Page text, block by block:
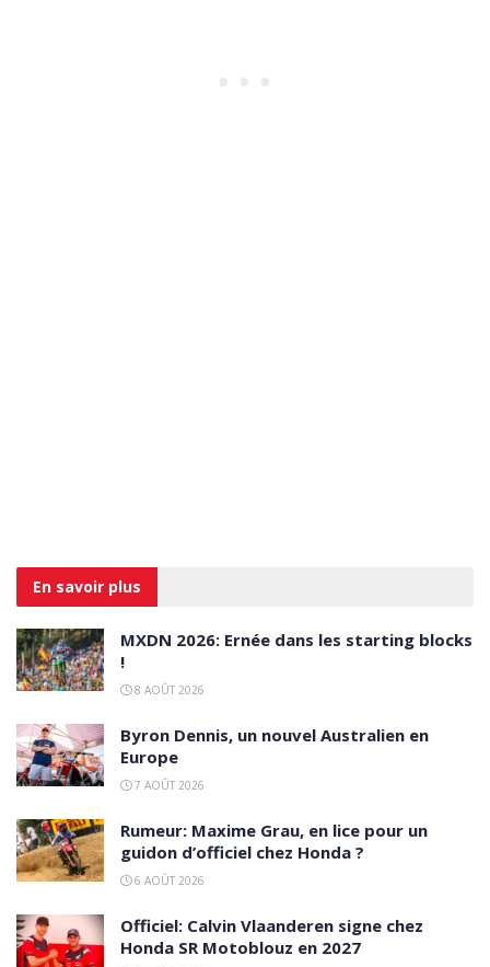
En savoir plus
MXDN 2026: Ernée dans les starting blocks
!
8 AOÛT 2026
Byron Dennis, un nouvel Australien en
Europe
7 AOÛT 2026
Rumeur: Maxime Grau, en lice pour un
guidon d’officiel chez Honda ?
6 AOÛT 2026
Officiel: Calvin Vlaanderen signe chez
Honda SR Motoblouz en 2027